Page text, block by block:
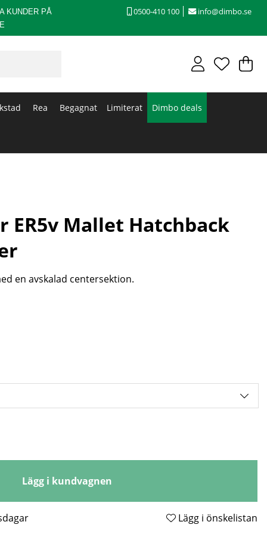
KUNDER PÅ
0500-410 100 info@dimbo.se
.
Rea Begagnat Limiterat Dimbo deals
ER5v Mallet Hatchback
en avskalad centersektion.
Lägg i kundvagnen
Lägg i önskelistan